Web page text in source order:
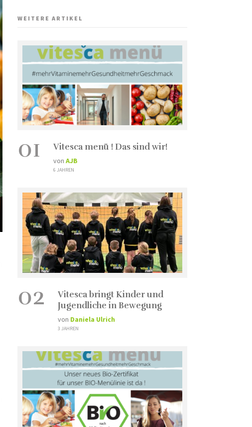
WEITERE ARTIKEL
01 Vitesca menü ! Das sind wir!
von AJB
6 JAHREN
02
Vitesca bringt Kinder und
Jugendliche in Bewegung
von Daniela Ulrich
3 JAHREN